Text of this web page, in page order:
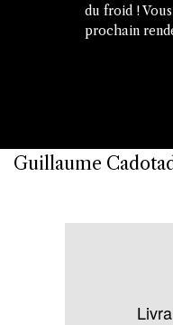
du froid !
prochain
Guillaume